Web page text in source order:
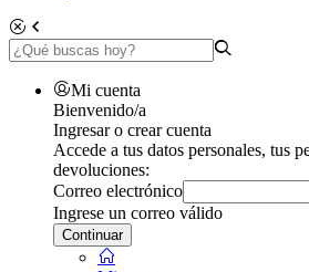
Mi cuenta
Bienvenido/a
Ingresar o crear cuenta
Accede a tus datos personales, tus
devoluciones:
Correo electrónico
Ingrese un correo válido
Continuar